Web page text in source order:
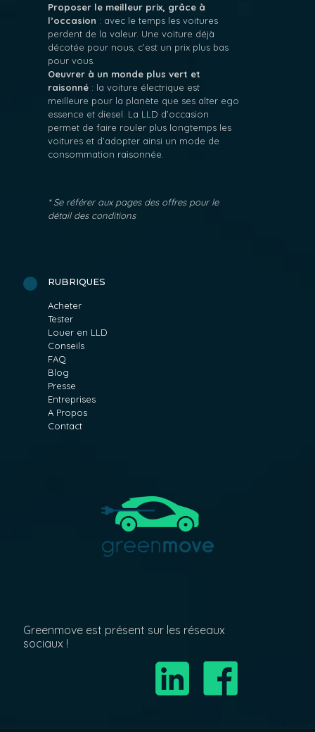
Proposer le meilleur prix, grâce à
l’occasion : avec le temps les voitures
perdent de la valeur. Une voiture déjà
décotée pour nous, c’est un prix plus bas
pour vous.
Oeuvrer à un monde plus vert et
raisonné : la voiture électrique est
meilleure pour la planète que ses alter ego
essence et diesel. La LLD d’occasion
permet de faire rouler plus longtemps les
voitures et d’adopter ainsi un mode de
consommation raisonnée.
* Se référer aux pages des offres pour le
détail des conditions
RUBRIQUES
Acheter
Tester
Louer en LLD
Conseils
FAQ
Blog
Presse
Entreprises
A Propos
Contact
Greenmove est présent sur les réseaux
sociaux !